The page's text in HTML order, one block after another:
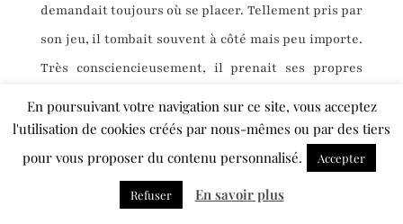
demandait toujours où se placer. Tellement pris par
son jeu, il tombait souvent à côté mais peu importe.
Très consciencieusement, il prenait ses propres
Selon vous, votre métier est-il reconnu à sa juste
En poursuivant votre navigation sur ce site, vous acceptez
l'utilisation de cookies créés par nous-mêmes ou par des tiers
pour vous proposer du contenu personnalisé.
Accepter
Refuser En savoir plus